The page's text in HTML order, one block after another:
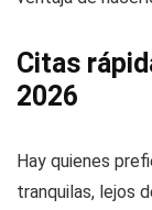
Citas
2026
Hay quienes
tranquilas, lejos